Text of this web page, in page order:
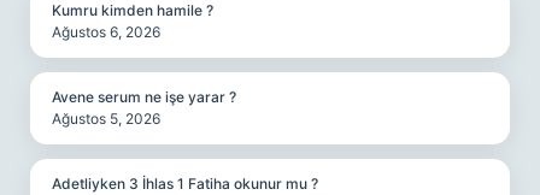
Kumru kimden hamile ?
Ağustos 6, 2026
Avene serum ne işe yarar ?
Ağustos 5, 2026
Adetliyken 3 İhlas 1 Fatiha okunur mu ?